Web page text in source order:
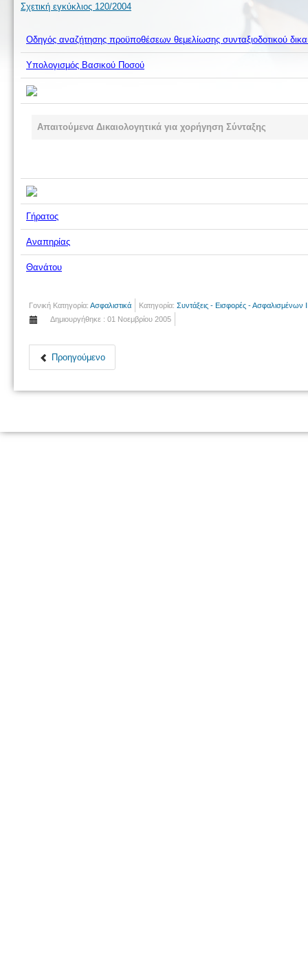
Σχετική εγκύκλιος 120/2004
Οδηγός αναζήτησης προϋποθέσεων θεμελίωσης συνταξιοδοτικού
Υπολογισμός Βασικού Ποσού
Απαιτούμενα Δικαιολογητικά για χορήγηση Σύνταξης
Γήρατος
Αναπηρίας
Θανάτου
Γονική Κατηγορία: Ασφαλιστικά Κατηγορία: Συντάξεις - Εισφορές - Ασφαλισμένων
Δημιουργήθηκε : 01 Νοεμβρίου 2005
Προηγούμενο